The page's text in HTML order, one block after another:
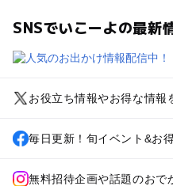
SNSでいこーよの最新
お役立ち情報やお得な情報
毎日更新！旬イベント&お
無料招待企画や話題のおで